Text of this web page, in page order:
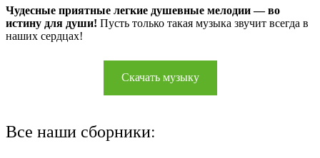
Чудесные приятные легкие душевные мелодии — во
истину для души! Пусть только такая музыка звучит всегда в
наших сердцах!
Скачать музыку
Все наши сборники: